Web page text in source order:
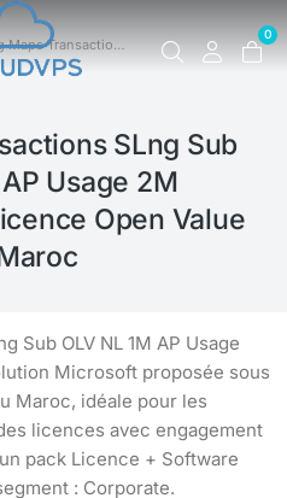
0
Maps Transactio…
SLng Sub
Usage 2M
Open Value
Sub OLV NL 1M AP Usage
Microsoft proposée sous
Maroc, idéale pour les
licences avec engagement
pack Licence + Software
: Corporate.